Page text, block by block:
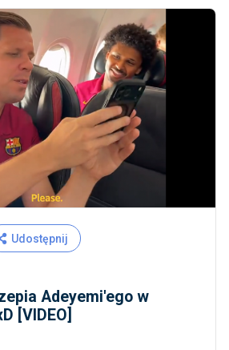
Udostępnij
Adeyemi'ego w
[VIDEO]